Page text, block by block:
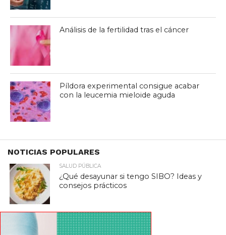
Análisis de la fertilidad tras el cáncer
Píldora experimental consigue acabar
con la leucemia mieloide aguda
NOTICIAS POPULARES
SALUD PÚBLICA
¿Qué desayunar si tengo SIBO? Ideas y
consejos prácticos